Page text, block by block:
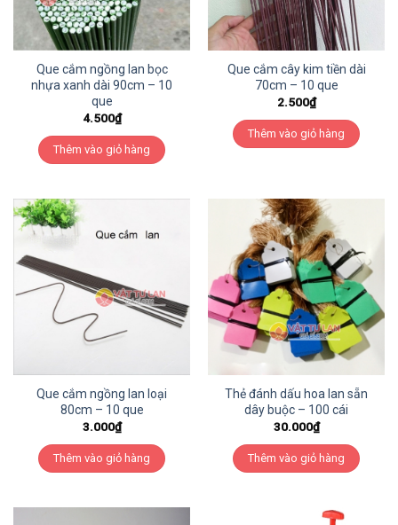
Que cắm ngồng lan bọc
nhựa xanh dài 90cm – 10
que
4.500₫
Thêm vào giỏ hàng
Que cắm cây kim tiền dài
70cm – 10 que
2.500₫
Thêm vào giỏ hàng
Que cắm ngồng lan loại
80cm – 10 que
3.000₫
Thêm vào giỏ hàng
Thẻ đánh dấu hoa lan sẵn
dây buộc – 100 cái
30.000₫
Thêm vào giỏ hàng